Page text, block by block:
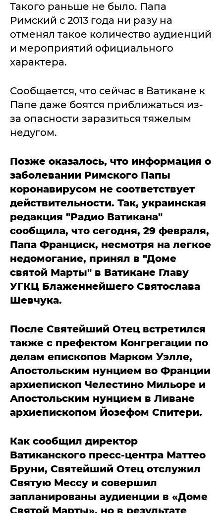
Такого раньше не было. Папа
Римский с 2013 года ни разу на
отменял такое количество аудиенций
и мероприятий официального
характера.
Сообщается, что сейчас в Ватикане к
Папе даже боятся приближаться из-
за опасности заразиться тяжелым
недугом.
Позже оказалось, что информация о
заболевании Римского Папы
коронавирусом не соответствует
действительности. Так, украинская
редакция "Радио Ватикана"
сообщила, что сегодня, 29 февраля,
Папа Франциск, несмотря на легкое
недомогание, принял в "Доме
святой Марты" в Ватикане Главу
УГКЦ Блаженнейшего Святослава
Шевчука.
После Святейший Отец встретился
также с префектом Конгрегации по
делам епископов Марком Уэлле,
Апостольским нунцием во Франции
архиепископ Челестино Мильоре и
Апостольским нунцием в Ливане
архиепископом Йозефом Спитери.
Как сообщил директор
Ватиканского пресс-центра Маттео
Бруни, Святейший Отец отслужил
Святую Мессу и совершил
запланированы аудиенции в «Доме
Святой Марты», но в результате